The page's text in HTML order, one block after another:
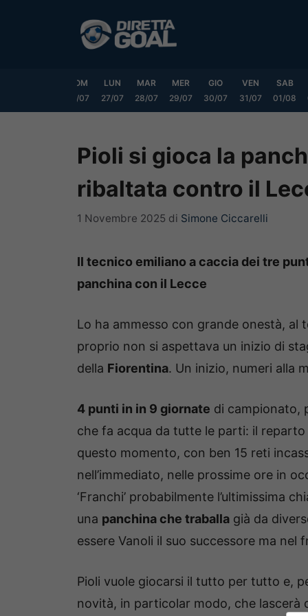
DOM
26/07
LUN
27/07
MAR
28/07
MER
29/07
GIO
30/07
VEN
31/07
SAB
01/08
Pioli si gioca la
ribaltata contro il
1 Novembre 2025 di Simone Ciccarelli
Il tecnico emiliano a caccia dei tre
panchina con il Lecce
Lo ha ammesso con grande onestà, al
proprio non si aspettava un inizio di
della Fiorentina. Un inizio, numeri alla
4 punti in in 9 giornate di campionato,
che fa acqua da tutte le parti: il
questo momento, con ben 15 reti
nell’immediato, nelle prossime ore in
‘Franchi’ probabilmente l’ultimissima
una panchina che traballa già da
essere Vanoli il suo successore ma
Pioli vuole giocarsi il tutto per tutto e,
novità, in particolar modo, che lascerà